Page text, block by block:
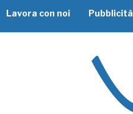
Lavora con noi Pubblicità